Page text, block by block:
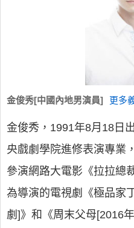
金俊秀[中國內地男演員] 更多
金俊秀，1991年8月18日
央戲劇學院進修表演專業
參演網路大電影《拉拉總
為導演的電視劇《極品家
劇]》和《周末父母[2016